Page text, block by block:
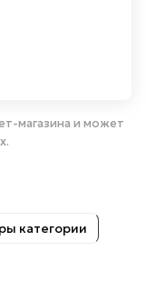
магазина и может
категории